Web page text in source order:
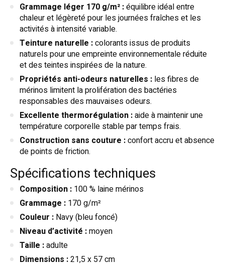
Grammage léger 170 g/m² :équilibre idéal entre
chaleur et légèreté pour les journées fraîches et les
activités à intensité variable.
Teinture naturelle :colorants issus de produits
naturels pour une empreinte environnementale réduite
et des teintes inspirées de la nature.
Propriétés anti-odeurs naturelles : les fibres de
mérinos limitent la prolifération des bactéries
responsables des mauvaises odeurs.
Excellente thermorégulation :aide à maintenir une
température corporelle stable par temps frais.
Construction sans couture :confort accru et absence
de points de friction.
Spécifications techniques
Composition : 100 % laine mérinos
Grammage : 170 g/m²
Couleur : Navy (bleu foncé)
Niveau d’activité :moyen
Taille :adulte
Dimensions :21,5 x 57 cm